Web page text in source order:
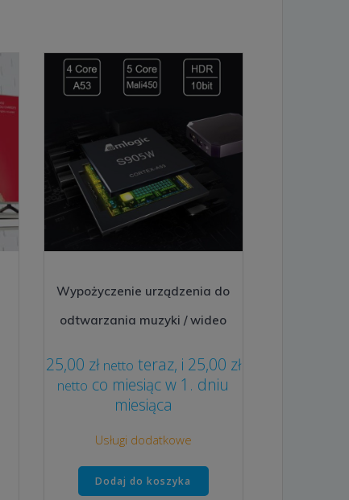
Wypożyczenie urządzenia do
odtwarzania muzyki / wideo
25,00 zł netto teraz, i 25,00 zł
netto co miesiąc w 1. dniu
miesiąca
Usługi dodatkowe
Dodaj do koszyka